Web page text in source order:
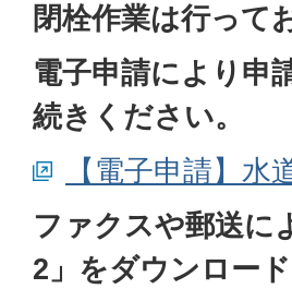
閉栓作業は行って
電子申請により申
続きください。
【電子申請】
ファクスや郵送に
2」をダウンロー